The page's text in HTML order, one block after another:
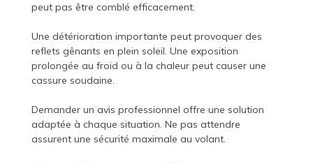
peut pas être comblé efficacement.
Une détérioration importante peut provoquer des
reflets gênants en plein soleil. Une exposition
prolongée au froid ou à la chaleur peut causer une
cassure soudaine.
Demander un avis professionnel offre une solution
adaptée à chaque situation. Ne pas attendre
assurent une sécurité maximale au volant.